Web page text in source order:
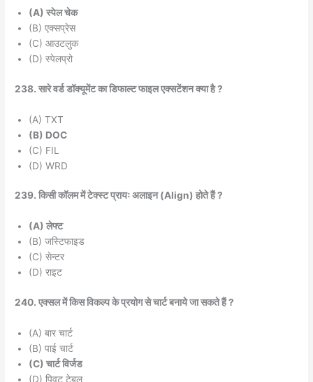
(A) स्पेल चेक
(B) एक्सप्रेस
(C) आउटलुक
(D) स्पेलप्रो
238. सारे वर्ड डॉक्यूमेंट का डिफाल्ट फाइल एक्सटेंशन क्या है ?
(A) TXT
(B) DOC
(C) FIL
(D) WRD
239. किसी कॉलम में टेक्स्ट प्रायः अलाइन (Align) होते हैं ?
(A) लेफ्ट
(B) जस्टिफाइड
(C) सेन्टर
(D) राइट
240. एक्सल में किस विकल्प के प्रयोग से चार्ट बनाये जा सकते हैं ?
(A) बार चार्ट
(B) पाई चार्ट
(C) चार्ट विर्जड
(D) पिवट टेबल